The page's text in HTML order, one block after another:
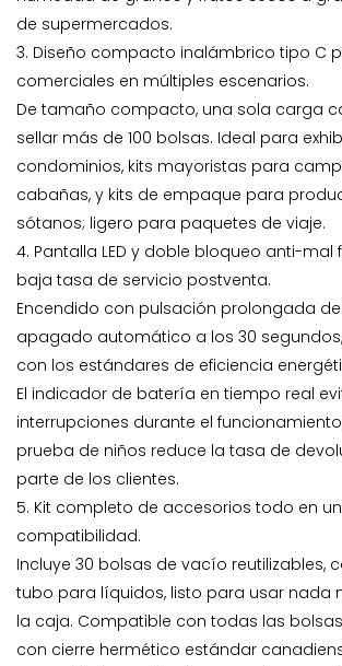
de supermercados.
3. Diseño compacto inalámbrico tipo C
comerciales en múltiples escenarios.
De tamaño compacto, una sola carga
sellar más de 100 bolsas. Ideal para
condominios, kits mayoristas para
cabañas, y kits de empaque para
sótanos; ligero para paquetes de viaje.
4. Pantalla LED y doble bloqueo anti-mal
baja tasa de servicio postventa.
Encendido con pulsación prolongada
apagado automático a los 30
con los estándares de eficiencia
El indicador de batería en tiempo real
interrupciones durante el
prueba de niños reduce la tasa de
parte de los clientes.
5. Kit completo de accesorios todo en
compatibilidad.
Incluye 30 bolsas de vacío reutilizables,
tubo para líquidos, listo para usar nada
la caja. Compatible con todas las
con cierre hermético estándar